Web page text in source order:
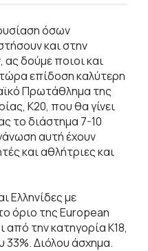
όσων
και στην
δούμε ποιοι και
επίδοση καλύτερη
Πρωτάθλημα της
Κ20, που θα γίνει
το διάστημα 7-10
αυτή έχουν
και αθλήτριες και
Ελληνίδες με
όριο της European
από την κατηγορία Κ18,
Διόλου άσχημα.